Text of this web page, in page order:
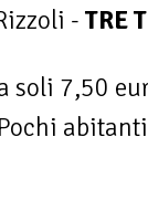
- TRE
soli 7,50